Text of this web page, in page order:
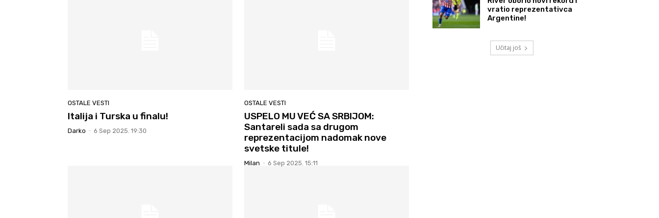
OSTALE VESTI
Italija i Turska u finalu!
Darko - 6 Sep 2025. 19:30
OSTALE VESTI
USPELO MU VEĆ SA SRBIJOM:
Santareli sada sa drugom
reprezentacijom nadomak nove
svetske titule!
Milan - 6 Sep 2025. 15:11
vratio reprezentativca
Argentine!
Učitaj još